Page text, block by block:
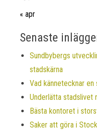
« apr
Senaste
Sundbybergs
stadskärna
Vad kännetecknar en
Underlätta stadslivet
Bästa kontoret i
Saker att göra i